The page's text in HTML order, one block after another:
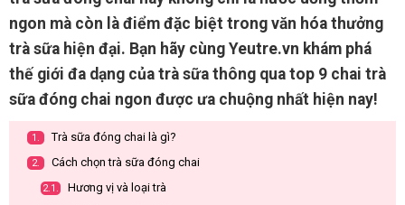
ngon mà còn là điểm đặc biệt trong văn hóa thưởng
trà sữa hiện đại. Bạn hãy cùng Yeutre.vn khám phá
thế giới đa dạng của trà sữa thông qua top 9 chai trà
sữa đóng chai ngon được ưa chuộng nhất hiện nay!
1. Trà sữa đóng chai là gì?
2. Cách chọn trà sữa đóng chai
2.1. Hương vị và loại trà